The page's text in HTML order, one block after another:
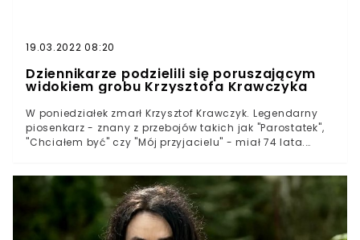
19.03.2022 08:20
Dziennikarze podzielili się poruszającym
widokiem grobu Krzysztofa Krawczyka
W poniedziałek zmarł Krzysztof Krawczyk. Legendarny
piosenkarz - znany z przebojów takich jak "Parostatek",
"Chciałem być" czy "Mój przyjacielu" - miał 74 lata.
Krzysztofa Krawczyka odbył się w sobotę. Wcześniej
menedżer i wieloletni przyjaciel artysty Andrzej Kosmala
zdradził, że ostatnią wolą artysty było, aby został
pochowany wraz ze swoim mikrofonem i czarnymi